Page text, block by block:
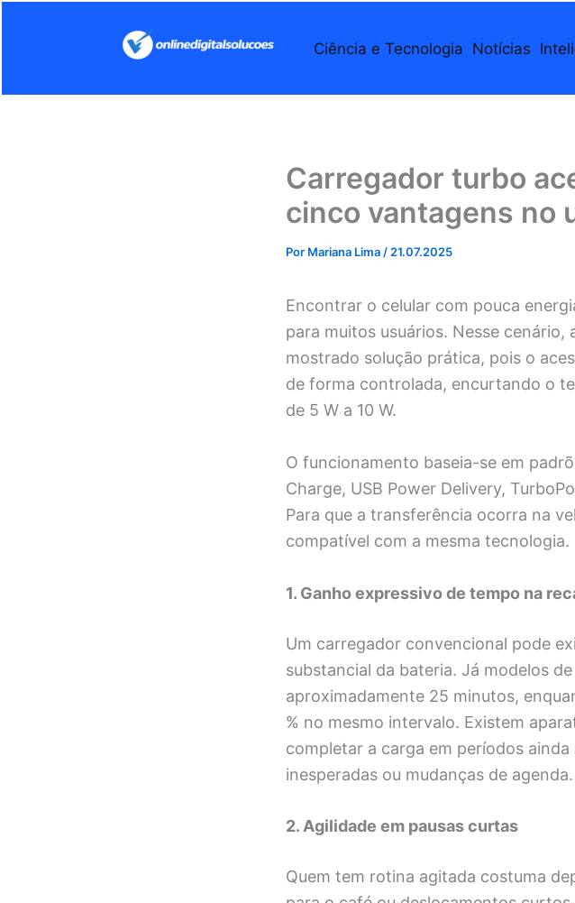
conteúdo
Ciência e Tecnologia Notícias
Carregador turbo
cinco vantagens no
Por Mariana Lima / 21.07.2025
Encontrar o celular com pouca
para muitos usuários. Nesse
mostrado solução prática, pois o
de forma controlada, encurtando o
de 5 W a 10 W.
O funcionamento baseia-se em
Charge, USB Power Delivery,
Para que a transferência ocorra na
compatível com a mesma tecnologia.
1. Ganho expressivo de tempo na
Um carregador convencional pode
substancial da bateria. Já modelos
aproximadamente 25 minutos,
% no mesmo intervalo. Existem
completar a carga em períodos
inesperadas ou mudanças de agenda.
2. Agilidade em pausas curtas
Quem tem rotina agitada costuma